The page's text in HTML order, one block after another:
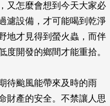
又怎麼會想到今天大家必
濾設備，才可能喝到乾淨
地才見得到螢火蟲，而伴
度開發的鄉間才能重拾。
待颱風能帶來及時的雨
財產的安全。不禁讓人思